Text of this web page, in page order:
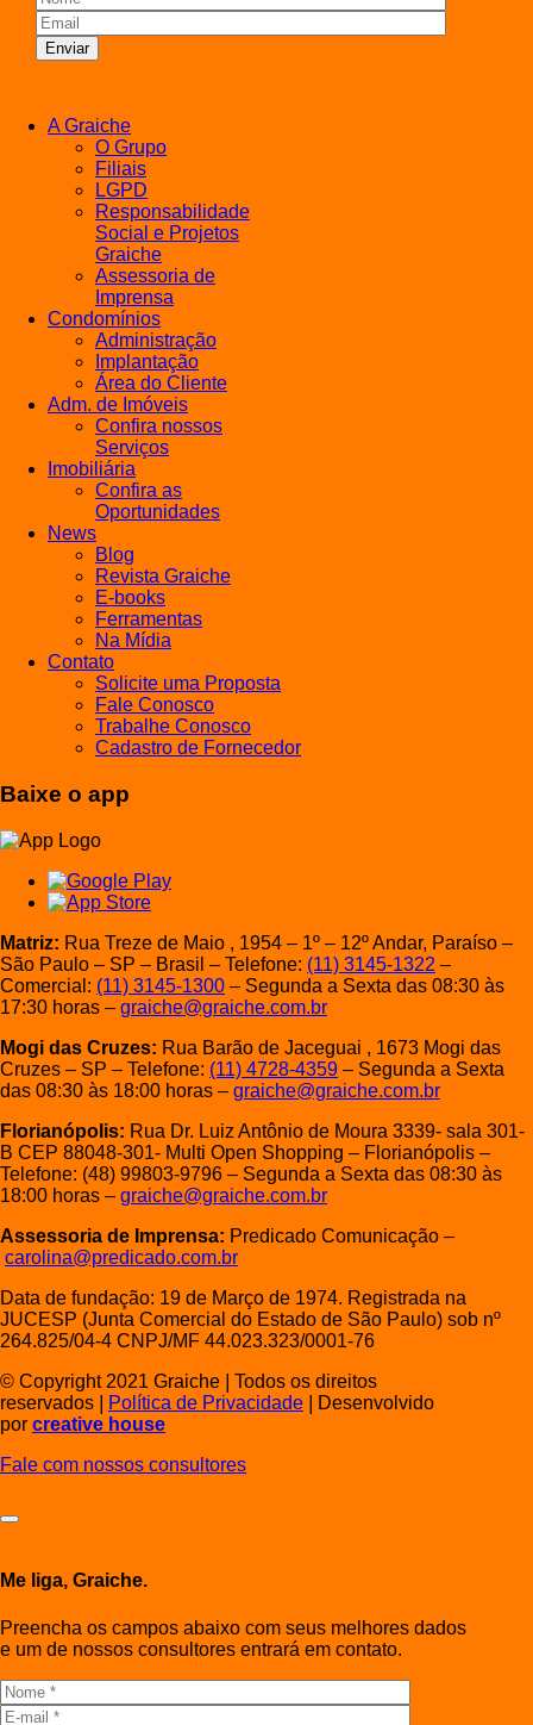
A Graiche
O Grupo
Filiais
LGPD
Responsabilidade
Social e Projetos
Graiche
Assessoria de
Imprensa
Condomínios
Administração
Implantação
Área do Cliente
Adm. de Imóveis
Confira nossos
Serviços
Imobiliária
Confira as
Oportunidades
News
Blog
Revista Graiche
E-books
Ferramentas
Na Mídia
Contato
Solicite uma Proposta
Fale Conosco
Trabalhe Conosco
Cadastro de Fornecedor
Baixe o app
Matriz: Rua Treze de Maio , 1954 – 1º – 12º Andar, Paraíso –
São Paulo – SP – Brasil – Telefone: (11) 3145-1322 –
Comercial: (11) 3145-1300 – Segunda a Sexta das 08:30 às
17:30 horas – graiche@graiche.com.br
Mogi das Cruzes: Rua Barão de Jaceguai , 1673 Mogi das
Cruzes – SP – Telefone: (11) 4728-4359 – Segunda a Sexta
das 08:30 às 18:00 horas – graiche@graiche.com.br
Florianópolis: Rua Dr. Luiz Antônio de Moura 3339- sala 301-
B CEP 88048-301- Multi Open Shopping – Florianópolis –
Telefone: (48) 99803-9796 – Segunda a Sexta das 08:30 às
18:00 horas – graiche@graiche.com.br
Assessoria de Imprensa: Predicado Comunicação –
carolina@predicado.com.br
Data de fundação: 19 de Março de 1974. Registrada na
JUCESP (Junta Comercial do Estado de São Paulo) sob nº
264.825/04-4 CNPJ/MF 44.023.323/0001-76
© Copyright 2021 Graiche
Todos os direitos
reservados
Política de Privacidade
Desenvolvido
por creative house
Fale com nossos consultores
Me liga, Graiche.
Preencha os campos abaixo com seus melhores dados
e um de nossos consultores entrará em contato.